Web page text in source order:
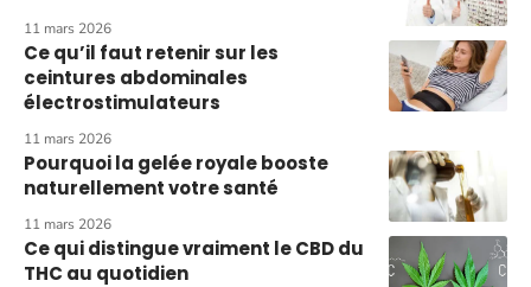
11 mars 2026
Ce qu’il faut retenir sur les
ceintures abdominales
électrostimulateurs
11 mars 2026
Pourquoi la gelée royale booste
naturellement votre santé
11 mars 2026
Ce qui distingue vraiment le CBD du
THC au quotidien